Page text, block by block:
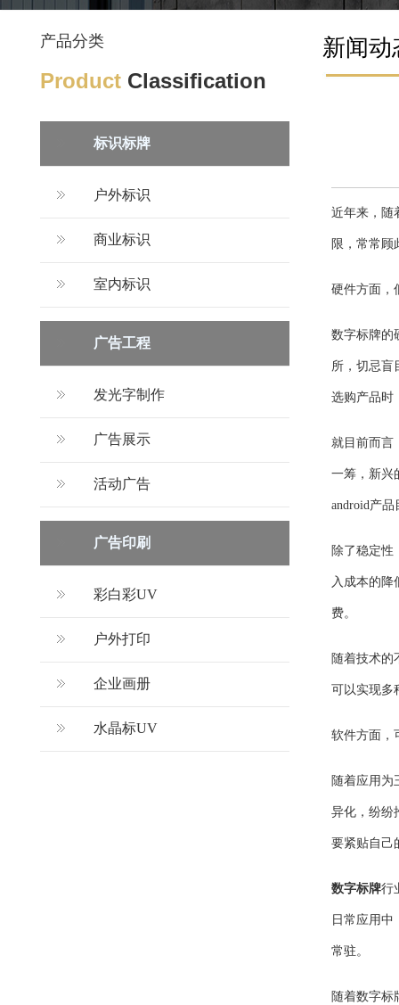
产品分类
Product Classification
标识标牌
户外标识
商业标识
室内标识
广告工程
发光字制作
广告展示
活动广告
广告印刷
彩白彩UV
户外打印
企业画册
水晶标UV
新闻动
近年来，随
限，常常顾
硬件方面，
数字标牌的
所，切忌盲
选购产品时
就目前而言
一筹，新兴
android产
除了稳定性
入成本的降
费。
随着技术的
可以实现多
软件方面，
随着应用为
异化，纷纷
要紧贴自己
数字标牌行
日常应用
常驻。
随着数字标